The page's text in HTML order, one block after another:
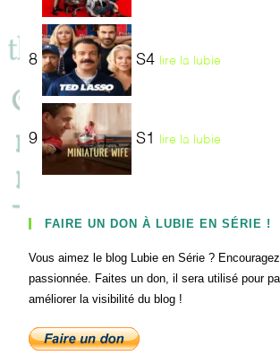
8 S4 lire la lubie
9 S1 lire la lubie
FAIRE UN DON À LUBIE EN SÉRIE !
Vous aimez le blog Lubie en Série ?
passionnée. Faites un don, il sera utilisé pour
améliorer la visibilité du blog !